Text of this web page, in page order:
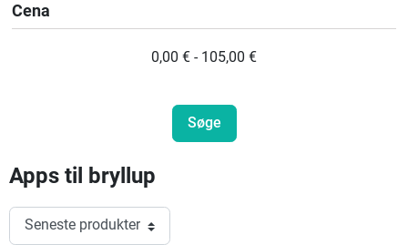
Cena
0,00 € - 105,00 €
Apps til bryllup